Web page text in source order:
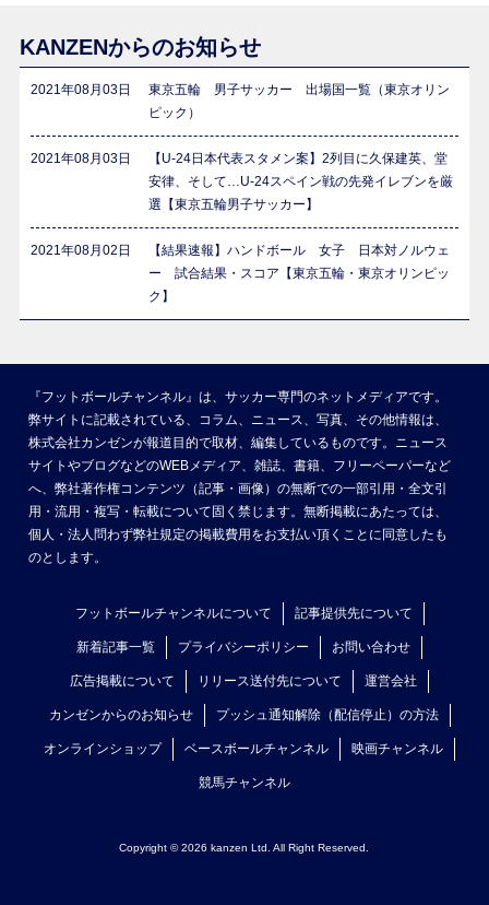
KANZENからのお知らせ
2021年08月03日
東京五輪 男子サッカー 出場国一覧（東京オリン
ピック）
2021年08月03日
【U-24日本代表スタメン案】2列目に久保建英、堂
安律、そして…U-24スペイン戦の先発イレブンを厳
選【東京五輪男子サッカー】
2021年08月02日
【結果速報】ハンドボール 女子 日本対ノルウェ
ー 試合結果・スコア【東京五輪・東京オリンピッ
ク】
『フットボールチャンネル』は、サッカー専門のネットメディアです。
弊サイトに記載されている、コラム、ニュース、写真、その他情報は、
株式会社カンゼンが報道目的で取材、編集しているものです。ニュース
サイトやブログなどのWEBメディア、雑誌、書籍、フリーペーパーなど
へ、弊社著作権コンテンツ（記事・画像）の無断での一部引用・全文引
用・流用・複写・転載について固く禁じます。無断掲載にあたっては、
個人・法人問わず弊社規定の掲載費用をお支払い頂くことに同意したも
のとします。
フットボールチャンネルについて 記事提供先について
新着記事一覧 プライバシーポリシー お問い合わせ
広告掲載について リリース送付先について 運営会社
カンゼンからのお知らせ プッシュ通知解除（配信停止）の方法
オンラインショップ ベースボールチャンネル 映画チャンネル
競馬チャンネル
Copyright © 2026 kanzen Ltd. All Right Reserved.